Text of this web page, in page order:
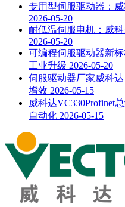
专用型伺服驱动器：
2026-05-20
耐低温伺服电机：威
2026-05-20
可编程伺服驱动器新
工业升级 2026-05-20
伺服驱动器厂家威科
增效 2026-05-15
威科达VC330Profinet
自动化 2026-05-15